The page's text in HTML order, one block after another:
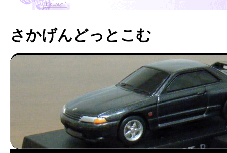
さかげんどっとこむ